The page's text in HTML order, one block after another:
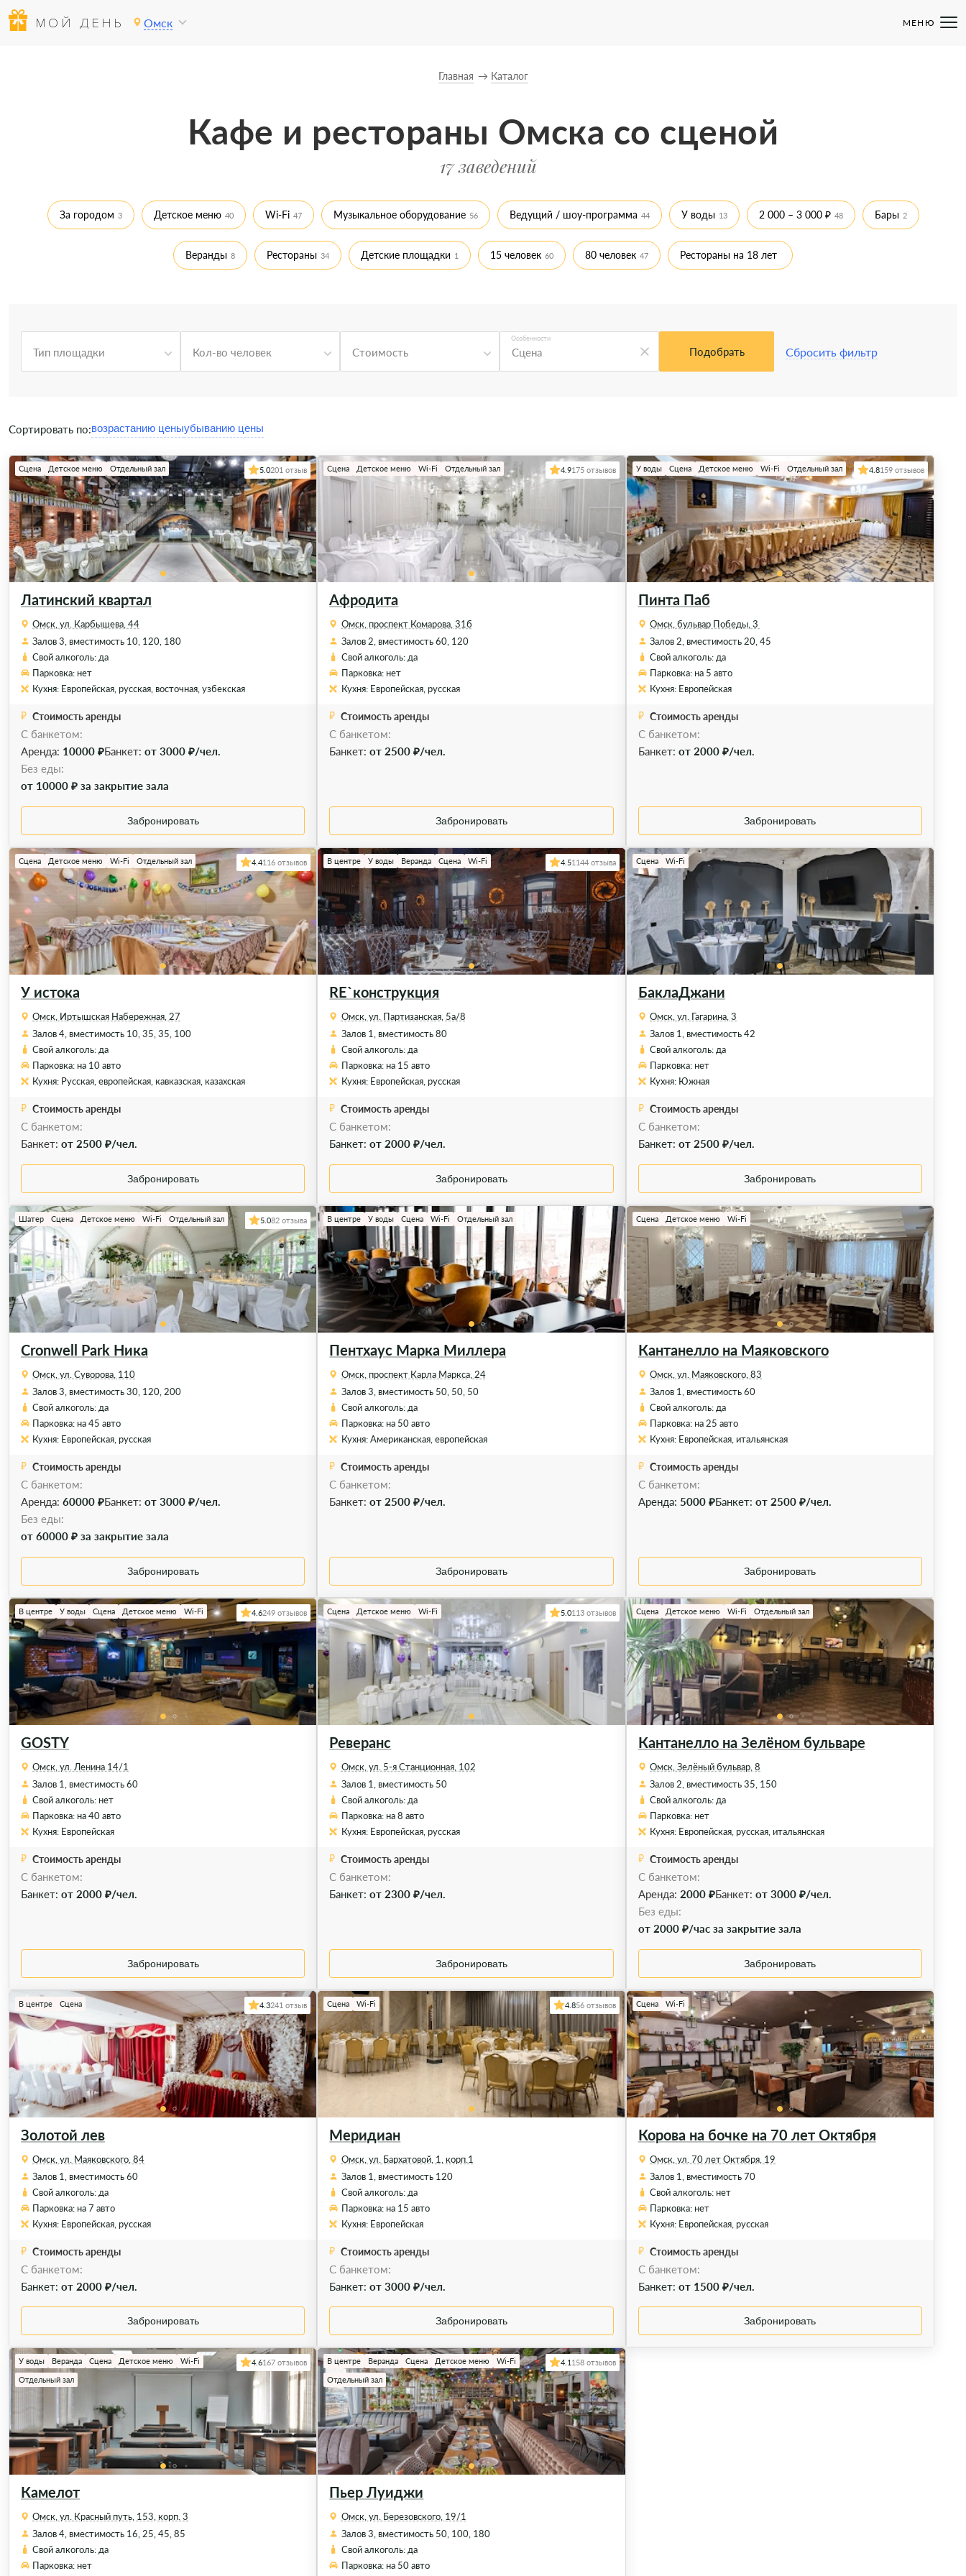
МОЙ ДЕНЬ Омск МЕНЮ
Главная Каталог
Кафе и рестораны Омска со сценой
17 заведений
За городом 3 Детское меню 40 Wi-Fi 47 Музыкальное оборудование 56 Ведущий / шоу-программа 44 У воды 13 2 000 – 3 000 ₽ 48 Бары 2
Веранды 8 Рестораны 34 Детские площадки 1 15 человек 60 80 человек 47 Рестораны на 18 лет
Тип площадки Кол-во человек Стоимость
Особенности
Сцена Подобрать Сбросить фильтр
Сортировать по:
Латинский квартал
Сцена Детское меню Отдельный зал 5.0201 отзыв
Омск, ул. Карбышева, 44
Залов 3, вместимость 10, 120, 180
Свой алкоголь: да
Парковка: нет
Кухня: Европейская, русская, восточная, узбекская
Стоимость аренды
С банкетом:
Аренда: 10000 ₽Банкет: от 3000 ₽/чел.
Без еды:
от 10000 ₽ за закрытие зала
Забронировать
Афродита
Сцена Детское меню Wi-Fi Отдельный зал 4.9175 отзывов
Омск, проспект Комарова, 31б
Залов 2, вместимость 60, 120
Свой алкоголь: да
Парковка: нет
Кухня: Европейская, русская
Стоимость аренды
С банкетом:
Банкет:от 2500 ₽/чел.
Забронировать
Пинта Паб
У воды Сцена Детское меню Wi-Fi Отдельный зал 4.8159 отзывов
Омск, бульвар Победы, 3
Залов 2, вместимость 20, 45
Свой алкоголь: да
Парковка: на 5 авто
Кухня: Европейская
Стоимость аренды
С банкетом:
Банкет: от 2000 ₽/чел.
Забронировать
У истока
Сцена Детское меню Wi-Fi Отдельный зал 4.4116 отзывов
Омск, Иртышская Набережная, 27
Залов 4, вместимость 10, 35, 35, 100
Свой алкоголь: да
Парковка: на 10 авто
Кухня: Русская, европейская, кавказская, казахская
Стоимость аренды
С банкетом:
Банкет: от 2500 ₽/чел.
Забронировать
RE`конструкция
В центре У воды Веранда Сцена Wi-Fi 4.51144 отзыва
Омск, ул. Партизанская, 5а/8
Залов 1, вместимость 80
Свой алкоголь: да
Парковка: на 15 авто
Кухня: Европейская, русская
Стоимость аренды
C банкетом:
Банкет:от 2000 ₽/чел.
Забронировать
БаклаДжани
Сцена Wi-Fi
Омск, ул. Гагарина, 3
Залов 1, вместимость 42
Свой алкоголь: да
Парковка: нет
Кухня: Южная
Стоимость аренды
C банкетом:
Банкет: от 2500 ₽/чел.
Забронировать
Cronwell Park Ника
Шатер Сцена Детское меню Wi-Fi Отдельный зал 5.082 отзыва
Омск, ул. Суворова, 110
Залов 3, вместимость 30, 120, 200
Свой алкоголь: да
Парковка: на 45 авто
Кухня: Европейская, русская
Стоимость аренды
С банкетом:
Аренда: 60000 ₽Банкет: от 3000 ₽/чел.
Без еды:
от 60000 ₽ за закрытие зала
Забронировать
Пентхаус Марка Миллера
В центре У воды Сцена Wi-Fi Отдельный зал
Омск, проспект Карла Маркса, 24
Залов 3, вместимость 50, 50, 50
Свой алкоголь: да
Парковка: на 50 авто
Кухня: Американская, европейская
Стоимость аренды
С банкетом:
Банкет:от 2500 ₽/чел.
Забронировать
Кантанелло на Маяковского
Сцена Детское меню Wi-Fi
Омск, ул. Маяковского, 83
Залов 1, вместимость 60
Свой алкоголь: да
Парковка: на 25 авто
Кухня: Европейская, итальянская
Стоимость аренды
C банкетом:
Аренда: 5000 ₽Банкет: от 2500 ₽/чел.
Забронировать
GOSTY
В центре У воды Сцена Детское меню Wi-Fi 4.6249 отзывов
Омск, ул. Ленина 14/1
Залов 1, вместимость 60
Свой алкоголь: нет
Парковка: на 40 авто
Кухня: Европейская
Стоимость аренды
C банкетом:
Банкет: от 2000 ₽/чел.
Забронировать
Реверанс
Сцена Детское меню Wi-Fi 5.0113 отзывов
Омск, ул. 5-я Станционная, 102
Залов 1, вместимость 50
Свой алкоголь: да
Парковка: на 8 авто
Кухня: Европейская, русская
Стоимость аренды
C банкетом:
Банкет:от 2300 ₽/чел.
Забронировать
Кантанелло на Зелёном бульваре
Сцена Детское меню Wi-Fi Отдельный зал
Омск, Зелёный бульвар, 8
Залов 2, вместимость 35, 150
Свой алкоголь: да
Парковка: нет
Кухня: Европейская, русская, итальянская
Стоимость аренды
С банкетом:
Аренда: 2000 ₽Банкет: от 3000 ₽/чел.
Без еды:
от 2000 ₽/час за закрытие зала
Забронировать
Золотой лев
В центре Сцена 4.3241 отзыв
Омск, ул. Маяковского, 84
Залов 1, вместимость 60
Свой алкоголь: да
Парковка: на 7 авто
Кухня: Европейская, русская
Стоимость аренды
C банкетом:
Банкет: от 2000 ₽/чел.
Забронировать
Меридиан
Сцена Wi-Fi 4.856 отзывов
Омск, ул. Бархатовой, 1, корп.1
Залов 1, вместимость 120
Свой алкоголь: да
Парковка: на 15 авто
Кухня: Европейская
Стоимость аренды
C банкетом:
Банкет:от 3000 ₽/чел.
Забронировать
Корова на бочке на 70 лет Октября
Сцена Wi-Fi
Омск, ул. 70 лет Октября, 19
Залов 1, вместимость 70
Свой алкоголь: нет
Парковка: нет
Кухня: Европейская, русская
Стоимость аренды
C банкетом:
Банкет: от 1500 ₽/чел.
Забронировать
Камелот
У воды Веранда Сцена Детское меню
Wi-Fi
Отдельный зал
4.6167 отзывов
Омск, ул. Красный путь, 153, корп. 3
Залов 4, вместимость 16, 25, 45, 85
Свой алкоголь: да
Парковка: нет
Пьер Луиджи
В центре Веранда Сцена Детское меню
Wi-Fi
Отдельный зал
4.1 158 отзывов
Омск, ул. Березовского, 19/1
Залов 3, вместимость 50, 100, 180
Свой алкоголь: да
Парковка: на 50 авто